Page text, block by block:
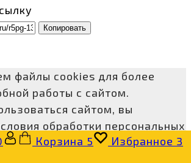
Корзина 5 Избранное 3
Копировать
файлы cookies для более
работы с сайтом.
сайтом, вы
обработки персональных
сполитикой